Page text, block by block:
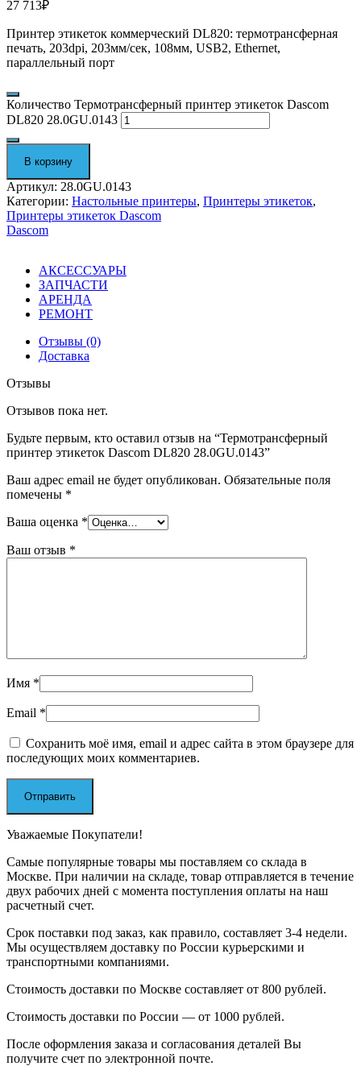
27 713₽
Принтер этикеток коммерческий DL820: термотрансферная
печать, 203dpi, 203мм/сек, 108мм, USB2, Ethernet,
параллельный порт
Количество Термотрансферный принтер этикеток Dascom
DL820 28.0GU.0143
В корзину
Артикул: 28.0GU.0143
Категории: Настольные принтеры, Принтеры этикеток,
Принтеры этикеток Dascom
Dascom
АКСЕССУАРЫ
ЗАПЧАСТИ
АРЕНДА
РЕМОНТ
Отзывы (0)
Доставка
Отзывы
Отзывов пока нет.
Будьте первым, кто оставил отзыв на “Термотрансферный
принтер этикеток Dascom DL820 28.0GU.0143”
Ваш адрес email не будет опубликован. Обязательные поля
помечены *
Ваша оценка *
Ваш отзыв *
Имя *
Email *
Сохранить моё имя, email и адрес сайта в этом браузере для
последующих моих комментариев.
Уважаемые Покупатели!
Самые популярные товары мы поставляем со склада в
Москве. При наличии на складе, товар отправляется в течение
двух рабочих дней с момента поступления оплаты на наш
расчетный счет.
Срок поставки под заказ, как правило, составляет 3-4 недели.
Мы осуществляем доставку по России курьерскими и
транспортными компаниями.
Стоимость доставки по Москве составляет от 800 рублей.
Стоимость доставки по России — от 1000 рублей.
После оформления заказа и согласования деталей Вы
получите счет по электронной почте.